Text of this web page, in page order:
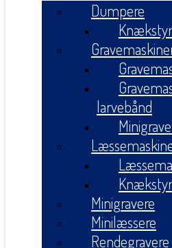
Dumpere
larvebånd
Minigravere
Minilæssere
Rendegravere